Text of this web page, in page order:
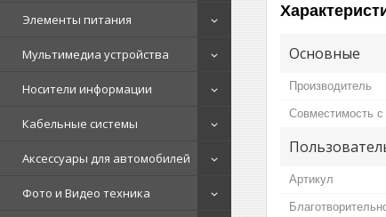
Элементы питания
Мультимедиа устройства
Носители информации
Кабельные системы
Аксессуары для автомобилей
Фото и Видео техника
Основные
Производитель
Совместимость
Артикул